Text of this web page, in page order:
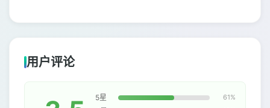
用户评论
5星 61%